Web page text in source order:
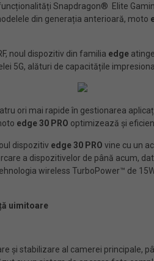
Snapdragon® Elite
din generația anterioară, moto
noul dispozitiv din familia edge
5G, alături de capacitățile
ori mai rapide în gestionarea
edge 30 PRO optimizează și
dispozitiv edge 30 PRO vine cu un
a dispozitivelor de până acum,
wireless TurboPower™ de
uimitoare
și stabilizare al camerei